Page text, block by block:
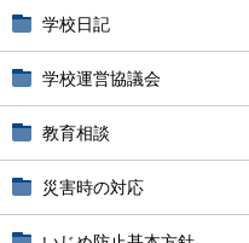
学校日記
学校運営協議会
教育相談
災害時の対応